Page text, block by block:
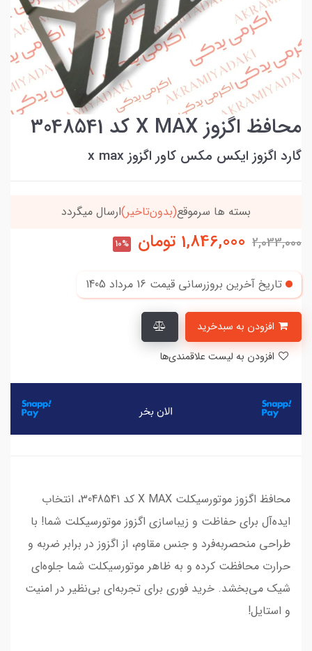
محافظ اگزوز X MAX کد 3048541
گارد اگزوز ایکس مکس کاور اگزوز x max
خریدتو به5میلیون برسون،ارسالت‌رایگانه
2,033,000
1,846,000 تومان 10%
تاریخ آخرین بروزرسانی قیمت 16 مرداد 1405
محافظ اگزوز موتورسیکلت X MAX کد 3048541، انتخاب
ایده‌آل برای حفاظت و زیباسازی اگزوز موتورسیکلت شما! با
طراحی منحصر‌به‌فرد و جنس مقاوم، از اگزوز در برابر ضربه و
حرارت محافظت کرده و به ظاهر موتورسیکلت شما جلوه‌ای
شیک می‌بخشد. خرید فوری برای تجربه‌ای بی‌نظیر در امنیت
و استایل!